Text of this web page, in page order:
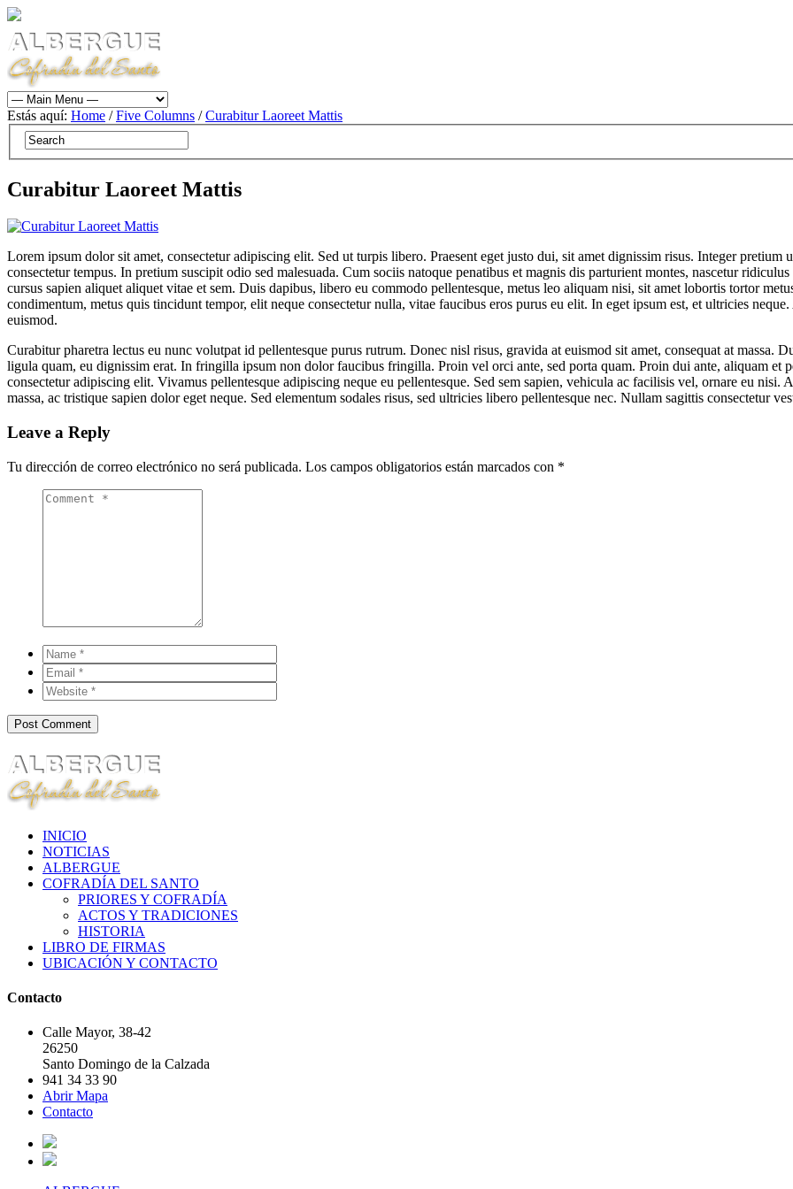
Estás aquí: Home /Five Columns /Curabitur Laoreet Mattis
Curabitur Laoreet Mattis
Lorem ipsum dolor sit amet, consectetur adipiscing elit. Sed ut turpis libero. Praesent eget justo dui, sit amet dignissim risus. Integer pretium
consectetur tempus. In pretium suscipit odio sed malesuada. Cum sociis natoque penatibus et magnis dis parturient montes, nascetur
cursus sapien aliquet aliquet vitae et sem. Duis dapibus, libero eu commodo pellentesque, metus leo aliquam nisi, sit amet lobortis tortor
condimentum, metus quis tincidunt tempor, elit neque consectetur nulla, vitae faucibus eros purus eu elit. In eget ipsum est, et ultricies
euismod.
Curabitur pharetra lectus eu nunc volutpat id pellentesque purus rutrum. Donec nisl risus, gravida at euismod sit amet, consequat at massa.
ligula quam, eu dignissim erat. In fringilla ipsum non dolor faucibus fringilla. Proin vel orci ante, sed porta quam. Proin dui ante, aliquam et
consectetur adipiscing elit. Vivamus pellentesque adipiscing neque eu pellentesque. Sed sem sapien, vehicula ac facilisis vel, ornare eu
massa, ac tristique sapien dolor eget neque. Sed elementum sodales risus, sed ultricies libero pellentesque nec. Nullam sagittis consectetur
Leave a Reply
Tu dirección de correo electrónico no será publicada. Los campos obligatorios están marcados con *
INICIO
NOTICIAS
ALBERGUE
COFRADÍA DEL SANTO
PRIORES Y COFRADÍA
ACTOS Y TRADICIONES
HISTORIA
LIBRO DE FIRMAS
UBICACIÓN Y CONTACTO
Contacto
Calle Mayor, 38-42
26250
Santo Domingo de la Calzada
941 34 33 90
Abrir Mapa
Contacto